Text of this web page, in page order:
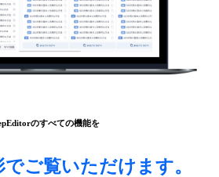
のすべての機能を
ご覧いただけます。